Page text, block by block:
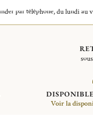
par téléphone, du lundi au
Voir la